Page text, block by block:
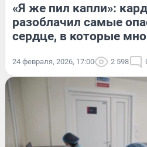
«Я же пил капли»:
разоблачил самые
сердце, в которые
24 февраля, 2026, 17:00 2 598